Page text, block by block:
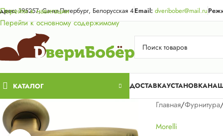
Перейти к навигации
Перейти к основному содержимому
Акция для
195257, Санкт-Петербург, Белорусская 4Email: dveribober@mail.ru
КАТАЛОГ ДОСТАВКАУСТАНОВКА
Главная/Фурнитура
Morelli